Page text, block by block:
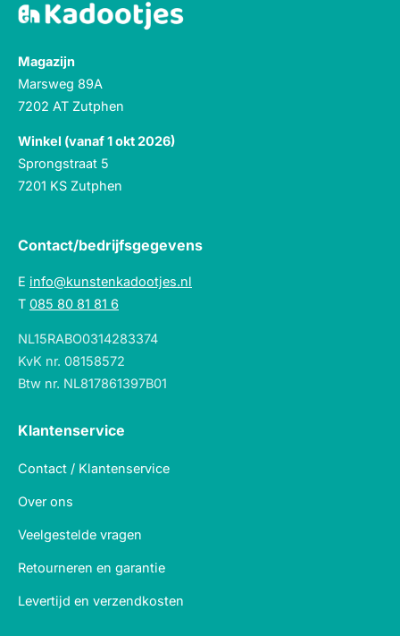
Magazijn
Marsweg 89A
7202 AT Zutphen
Winkel (vanaf 1 okt 2026)
Sprongstraat 5
7201 KS Zutphen
Contact/bedrijfsgegevens
E info@kunstenkadootjes.nl
T 085 80 81 81 6
NL15RABO0314283374
KvK nr. 08158572
Btw nr. NL817861397B01
Klantenservice
Contact / Klantenservice
Over ons
Veelgestelde vragen
Retourneren en garantie
Levertijd en verzendkosten